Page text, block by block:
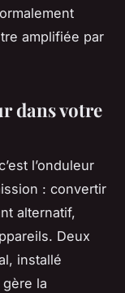
amplifiée par
dans votre
l’onduleur
: convertir
alternatif,
Deux
installé
la